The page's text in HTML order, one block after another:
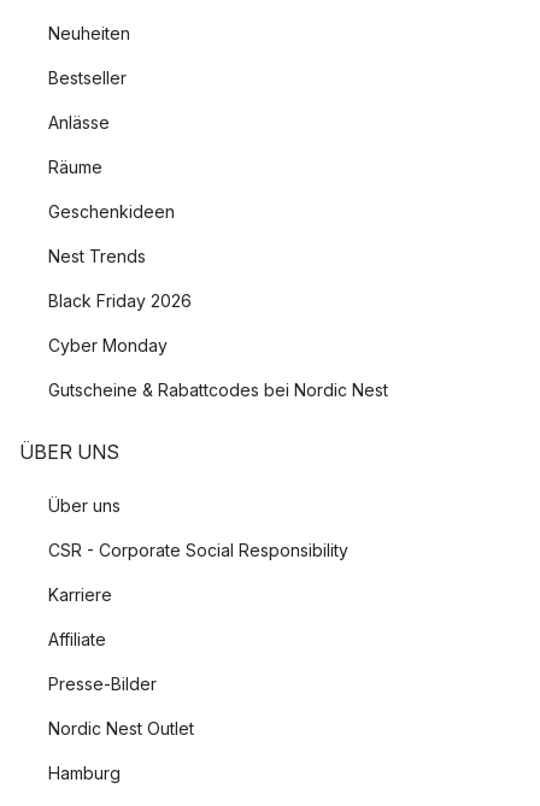
Neuheiten
Bestseller
Anlässe
Räume
Geschenkideen
Nest Trends
Black Friday 2026
Cyber Monday
Gutscheine & Rabattcodes bei Nordic Nest
ÜBER UNS
Über uns
CSR - Corporate Social Responsibility
Karriere
Affiliate
Presse-Bilder
Nordic Nest Outlet
Hamburg